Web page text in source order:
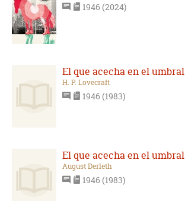
1946 (2024)
El que acecha en el umbral
H. P. Lovecraft
1946 (1983)
El que acecha en el umbral
August Derleth
1946 (1983)